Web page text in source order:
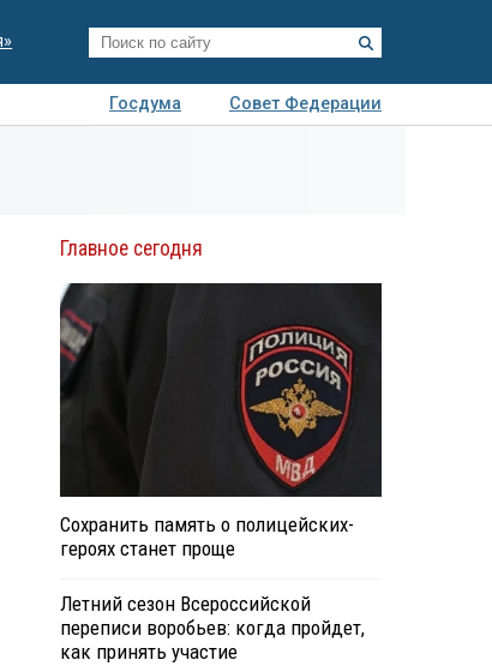
Госдума
Совет Федерации
Главное сегодня
Сохранить память о полицейских-
героях станет проще
Летний сезон Всероссийской
переписи воробьев: когда пройдет,
как принять участие